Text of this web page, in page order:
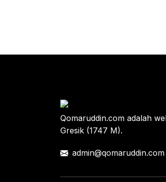
Qomaruddin.com adalah
Gresik (1747 M).
admin@qomaruddin.com